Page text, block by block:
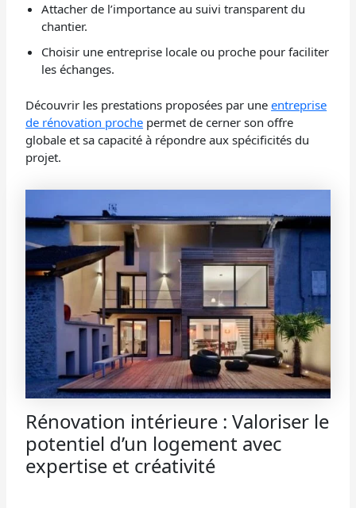
Attacher de l’importance au suivi transparent du
chantier.
Choisir une entreprise locale ou proche pour faciliter
les échanges.
Découvrir les prestations proposées par uneentreprise
de rénovation proche permet de cerner son offre
globale et sa capacité à répondre aux spécificités du
projet.
Rénovation intérieure : Valoriser le
potentiel d’un logement avec
expertise et créativité